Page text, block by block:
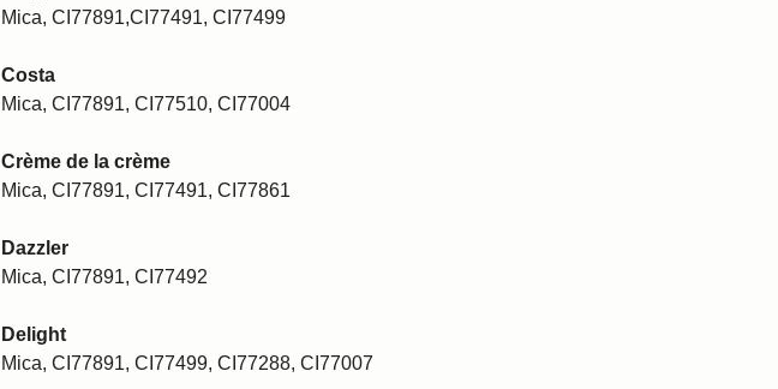
Mica, CI77891,CI77491, CI77499
Costa
Mica, CI77891, CI77510, CI77004
Crème de la crème
Mica, CI77891, CI77491, CI77861
Dazzler
Mica, CI77891, CI77492
Delight
Mica, CI77891, CI77499, CI77288, CI77007